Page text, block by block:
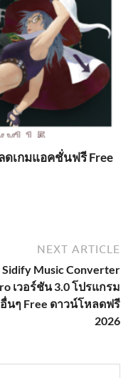
ดเกมแอคชั่นฟรี Free
NEXT ARTICLE
Sidify Music Converter
เวอร์ชัน 3.0 โปรแกรม
อื่นๆ Free ดาวน์โหลดฟรี
2026